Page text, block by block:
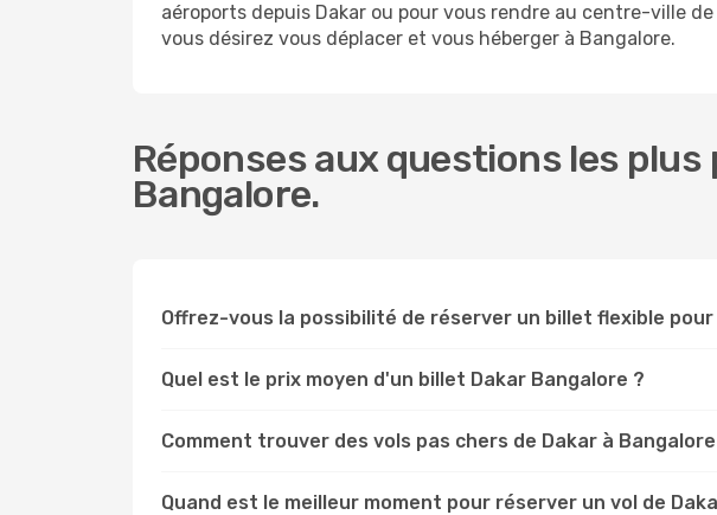
aéroports depuis Dakar ou pour vous rendre au centre-ville
vous désirez vous déplacer et vous héberger à Bangalore.
Réponses aux questions les
Bangalore.
Offrez-vous la possibilité de réserver un billet flexible
Quel est le prix moyen d'un billet Dakar Bangalore ?
Comment trouver des vols pas chers de Dakar à Bangalore
Quand est le meilleur moment pour réserver un vol de